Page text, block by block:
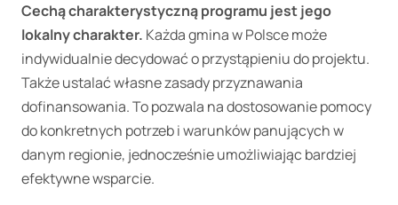
Cechą charakterystyczną programu jest jego
lokalny charakter. Każda gmina w Polsce może
indywidualnie decydować o przystąpieniu do projektu.
Także ustalać własne zasady przyznawania
dofinansowania. To pozwala na dostosowanie pomocy
do konkretnych potrzeb i warunków panujących w
danym regionie, jednocześnie umożliwiając bardziej
efektywne wsparcie.